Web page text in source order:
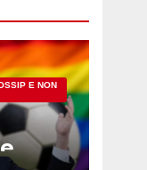
E NON